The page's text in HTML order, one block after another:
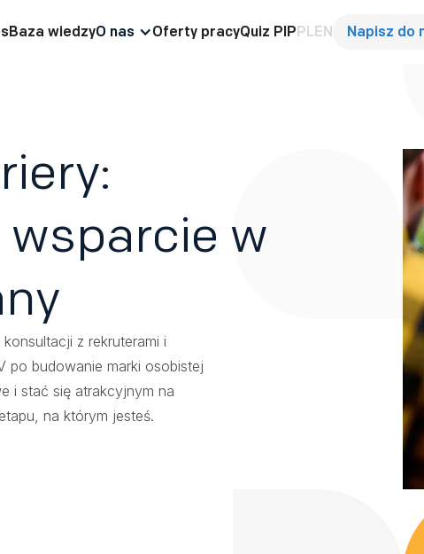
Baza wiedzyO nas Oferty pracyQuiz PIPPLEN Napisz do
w
z rekruterami i
po budowanie marki osobistej
i stać się atrakcyjnym na
na którym jesteś.